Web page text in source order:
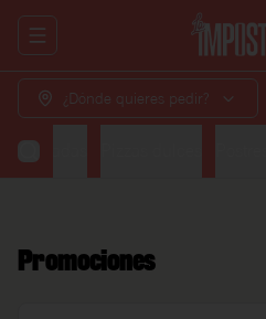
Abrir menu de navegación
¿Dónde quieres pedir?
Ensaladas
Promociones